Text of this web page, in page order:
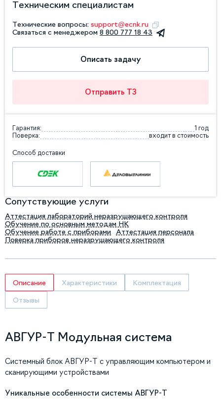
Техническим специалистам
Технические вопросы: support@ecnk.ru
Связаться с менеджером 8 800 777 18 43
Описать задачу
Отправить ТЗ
Гарантия:
1 год
Поверка:
входит в стоимость
Способ доставки
Сопутствующие услуги
Аттестация лабораторий неразрушающего контроля
Обучение по основным методам НК
Обучение работе с приборами
Аттестация персонала
Поверка приборов неразрушающего контроля
Описание Характеристики Комплектация
Отзывы
АВГУР-Т Модульная система
Системный блок АВГУР-Т с управляющим компьютером и
сканирующими устройствами
Уникальные особенности системы АВГУР-Т